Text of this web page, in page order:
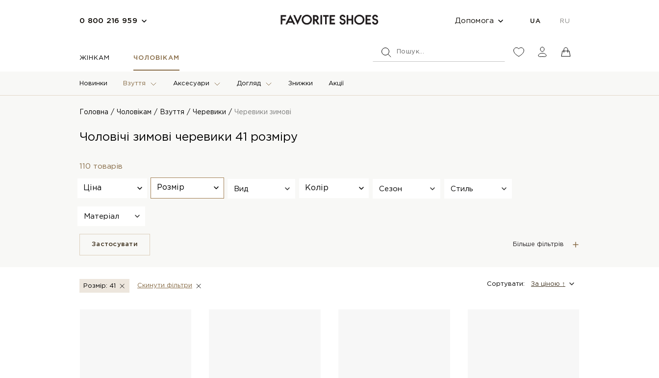
0 800 216 959 Допомога UA RU
ЖІНКАМ ЧОЛОВІКАМ
Новинки Взуття Аксесуари Догляд Знижки Акції
Головна Чоловікам Взуття Черевики Черевики зимові
Чоловічі зимові черевики 41 розміру
110 товарів
Ціна Розмір Вид Колір Сезон Стиль
Матеріал
Застосувати Більше фільтрів
Сортувати: За цiною ↑
Розмір: 41 Скинути фiльтри